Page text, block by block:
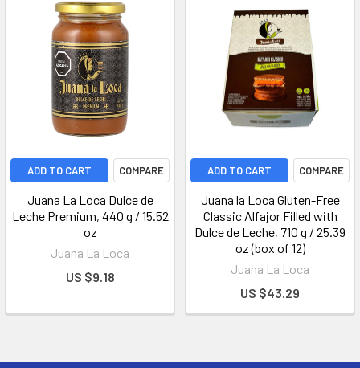
ADD TO CART COMPARE
Juana La Loca Dulce de
Leche Premium, 440 g / 15.52
oz
Juana La Loca
US $9.18
ADD TO CART COMPARE
Juana la Loca Gluten-Free
Classic Alfajor Filled with
Dulce de Leche, 710 g / 25.39
oz (box of 12)
Juana La Loca
US $43.29